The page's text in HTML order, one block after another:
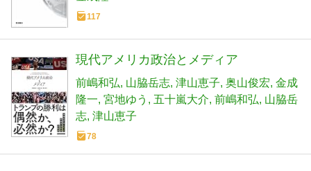
117
現代アメリカ政治とメディア
前嶋和弘 山脇岳志 津山恵子 奥山俊宏 金成
隆一 宮地ゆう 五十嵐大介 前嶋和弘 山脇岳
志 津山恵子
78